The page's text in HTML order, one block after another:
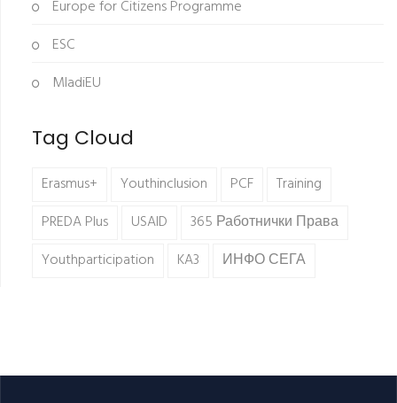
Europe for Citizens Programme
ESC
MladiEU
Tag Cloud
Erasmus+ Youthinclusion PCF
Training
PREDA Plus
USAID
365 Работнички Права
Youthparticipation
KA3 ИНФО СЕГА